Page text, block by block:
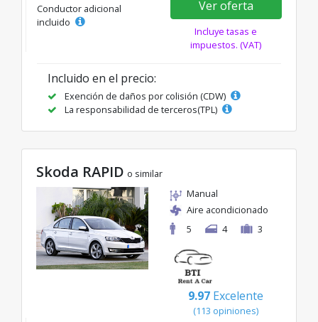
Conductor adicional
incluido
Ver oferta
Incluye tasas e
impuestos. (VAT)
Incluido en el precio:
Exención de daños por colisión (CDW)
La responsabilidad de terceros(TPL)
Skoda RAPID o similar
Manual
Aire acondicionado
5
4 3
9.97 Excelente
(113 opiniones)